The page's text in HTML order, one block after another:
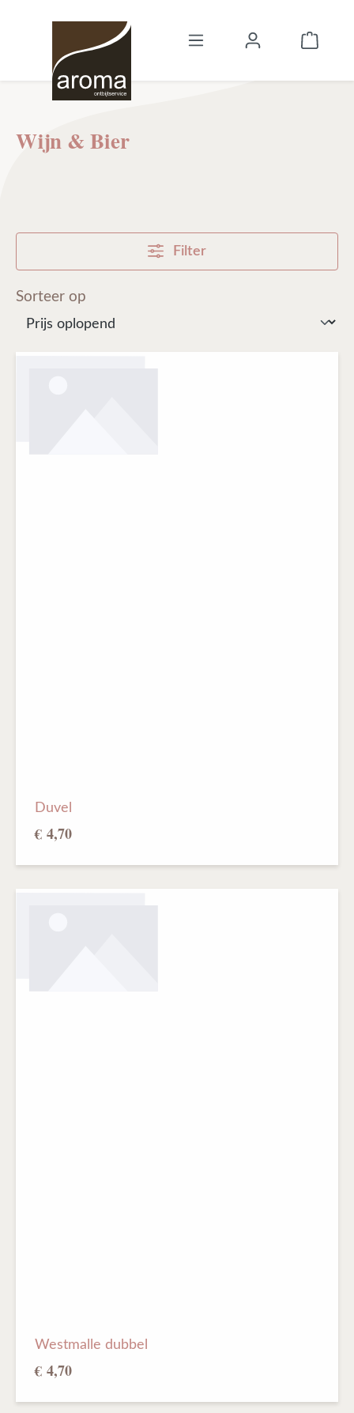
Ga naar de hoofdinhoud
Wijn & Bier
Filter
Sorteer op
Duvel
€ 4,70
Westmalle dubbel
€ 4,70